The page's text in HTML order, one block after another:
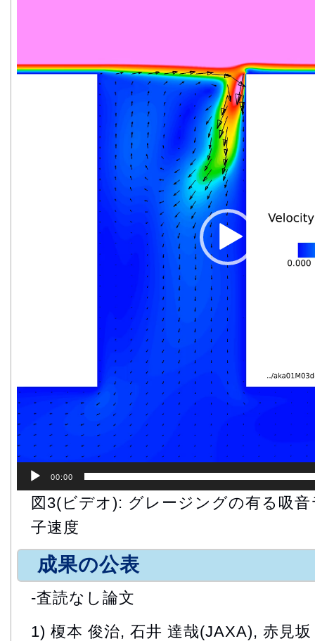
ー
00:00
図3(ビデオ): グレージングの有る吸
子速度
成果の公表
-査読なし論文
1) 榎本 俊治, 石井 達哉(JAXA), 赤見